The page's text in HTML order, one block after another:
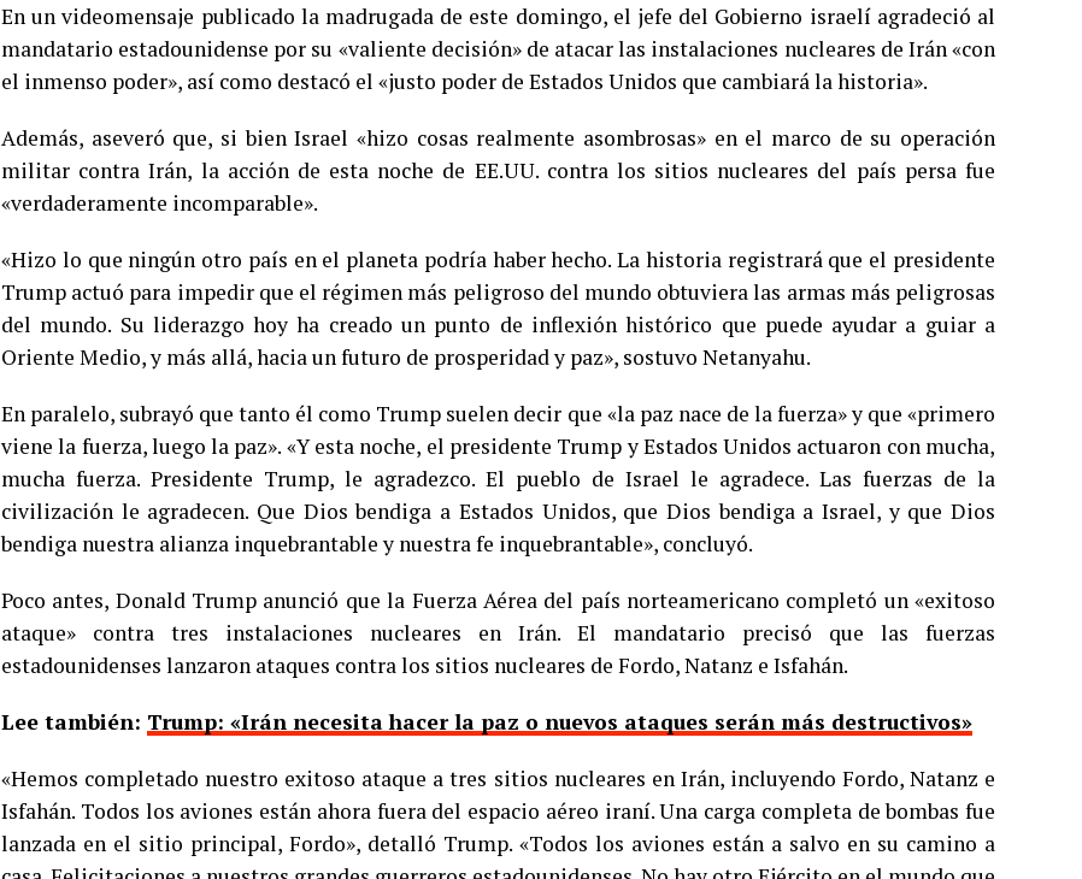
En un videomensaje publicado la madrugada de este domingo, el jefe del Gobierno israelí agradeció al
mandatario estadounidense por su «valiente decisión» de atacar las instalaciones nucleares de Irán «con
el inmenso poder», así como destacó el «justo poder de Estados Unidos que cambiará la historia».
Además, aseveró que, si bien Israel «hizo cosas realmente asombrosas» en el marco de su operación
militar contra Irán, la acción de esta noche de EE.UU. contra los sitios nucleares del país persa fue
«verdaderamente incomparable».
«Hizo lo que ningún otro país en el planeta podría haber hecho. La historia registrará que el presidente
Trump actuó para impedir que el régimen más peligroso del mundo obtuviera las armas más peligrosas
del mundo. Su liderazgo hoy ha creado un punto de inflexión histórico que puede ayudar a guiar a
Oriente Medio, y más allá, hacia un futuro de prosperidad y paz», sostuvo Netanyahu.
En paralelo, subrayó que tanto él como Trump suelen decir que «la paz nace de la fuerza» y que «primero
viene la fuerza, luego la paz». «Y esta noche, el presidente Trump y Estados Unidos actuaron con mucha,
mucha fuerza. Presidente Trump, le agradezco. El pueblo de Israel le agradece. Las fuerzas de la
civilización le agradecen. Que Dios bendiga a Estados Unidos, que Dios bendiga a Israel, y que Dios
bendiga nuestra alianza inquebrantable y nuestra fe inquebrantable», concluyó.
Poco antes, Donald Trump anunció que la Fuerza Aérea del país norteamericano completó un «exitoso
ataque» contra tres instalaciones nucleares en Irán. El mandatario precisó que las fuerzas
estadounidenses lanzaron ataques contra los sitios nucleares de Fordo, Natanz e Isfahán.
Lee también: Trump: «Irán necesita hacer la paz o nuevos ataques serán más destructivos»
«Hemos completado nuestro exitoso ataque a tres sitios nucleares en Irán, incluyendo Fordo, Natanz e
Isfahán. Todos los aviones están ahora fuera del espacio aéreo iraní. Una carga completa de bombas fue
lanzada en el sitio principal, Fordo», detalló Trump. «Todos los aviones están a salvo en su camino a